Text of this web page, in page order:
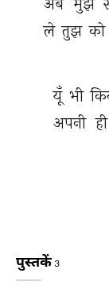
ले तुझ को
यूँ भी
अपनी ही
पुस्तकें 3